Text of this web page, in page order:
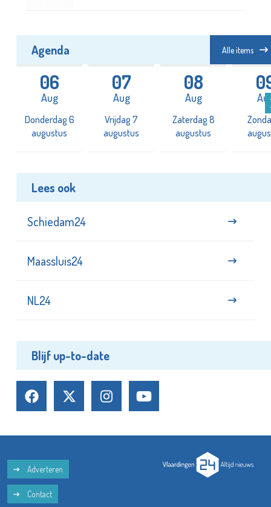
Agenda Alle items
06
Aug
Donderdag 6
augustus
07
Aug
Vrijdag 7
augustus
08
Aug
Zaterdag 8
augustus
Lees ook
Schiedam24
Maassluis24
NL24
Blijf up-to-date
Adverteren
Contact